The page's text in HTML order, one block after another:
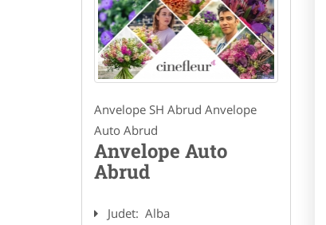
Anvelope SH Abrud Anvelope
Auto Abrud
Anvelope Auto
Abrud
Judet: Alba